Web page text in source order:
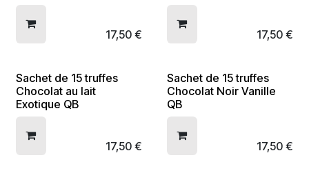
17,50 € 17,50 €
Sachet de 15 truffes
Chocolat au lait
Exotique QB
17,50 €
Sachet de 15 truffes
Chocolat Noir Vanille
QB
17,50 €